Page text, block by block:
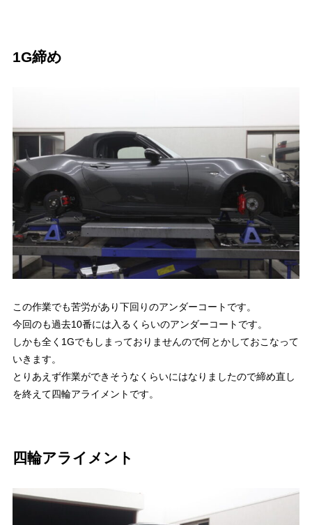
1G締め
この作業でも苦労があり下回りのアンダーコートです。
今回のも過去10番には入るくらいのアンダーコートです。
しかも全く1Gでもしまっておりませんので何とかしておこなって
いきます。
とりあえず作業ができそうなくらいにはなりましたので締め直し
を終えて四輪アライメントです。
四輪アライメント